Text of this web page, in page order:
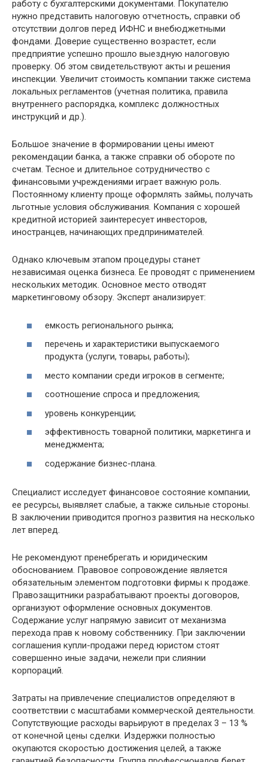
работу с бухгалтерскими документами. Покупателю
нужно представить налоговую отчетность, справки об
отсутствии долгов перед ИФНС и внебюджетными
фондами. Доверие существенно возрастет, если
предприятие успешно прошло выездную налоговую
проверку. Об этом свидетельствуют акты и решения
инспекции. Увеличит стоимость компании также система
локальных регламентов (учетная политика, правила
внутреннего распорядка, комплекс должностных
инструкций и др.).
Большое значение в формировании цены имеют
рекомендации банка, а также справки об обороте по
счетам. Тесное и длительное сотрудничество с
финансовыми учреждениями играет важную роль.
Постоянному клиенту проще оформлять займы, получать
льготные условия обслуживания. Компания с хорошей
кредитной историей заинтересует инвесторов,
иностранцев, начинающих предпринимателей.
Однако ключевым этапом процедуры станет
независимая оценка бизнеса. Ее проводят с применением
нескольких методик. Основное место отводят
маркетинговому обзору. Эксперт анализирует:
емкость регионального рынка;
перечень и характеристики выпускаемого
продукта (услуги, товары, работы);
место компании среди игроков в сегменте;
соотношение спроса и предложения;
уровень конкуренции;
эффективность товарной политики, маркетинга и
менеджмента;
содержание бизнес-плана.
Специалист исследует финансовое состояние компании,
ее ресурсы, выявляет слабые, а также сильные стороны.
В заключении приводится прогноз развития на несколько
лет вперед.
Не рекомендуют пренебрегать и юридическим
обоснованием. Правовое сопровождение является
обязательным элементом подготовки фирмы к продаже.
Правозащитники разрабатывают проекты договоров,
организуют оформление основных документов.
Содержание услуг напрямую зависит от механизма
перехода прав к новому собственнику. При заключении
соглашения купли-продажи перед юристом стоят
совершенно иные задачи, нежели при слиянии
корпораций.
Затраты на привлечение специалистов определяют в
соответствии с масштабами коммерческой деятельности.
Сопутствующие расходы варьируют в пределах 3 – 13 %
от конечной цены сделки. Издержки полностью
окупаются скоростью достижения целей, а также